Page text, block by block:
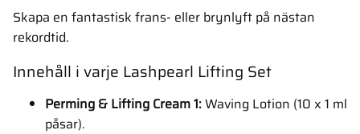
Skapa en fantastisk frans- eller brynlyft på nästan
rekordtid.
Innehåll i varje Lashpearl Lifting Set
Perming & Lifting Cream 1:Waving Lotion (10 x 1 ml
påsar).